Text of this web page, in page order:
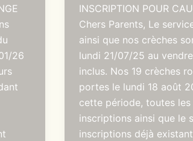
26
INSCRIPTION POUR
Chers Parents, Le
ainsi que nos crèches
lundi 21/07/25 au
inclus. Nos 19 crèches
portes le lundi 18 août
cette période, toutes les
inscriptions ainsi que le
inscriptions déjà